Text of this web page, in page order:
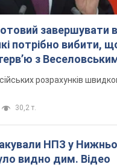
завершувати
потрібно вибити,
з
розрахунків
30,2 т.
НПЗ у
видно дим. Відео